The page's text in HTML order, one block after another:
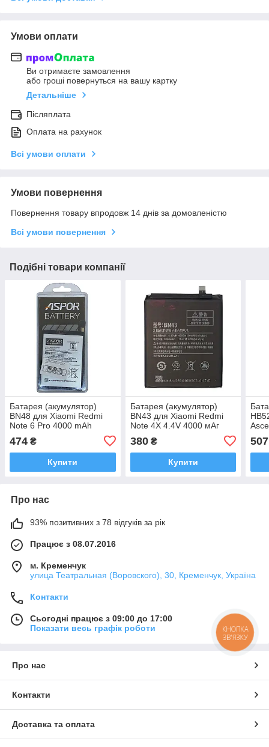
Умови оплати
Ви отримаєте замовлення
або гроші повернуться на вашу картку
Детальніше
Післяплата
Оплата на рахунок
Всі умови оплати
Умови повернення
Повернення товару впродовж 14 днів за домовленістю
Всі умови повернення
Подібні товари компанії
Батарея (акумулятор)
BN48 для Xiaomi Redmi
Note 6 Pro 4000 mAh
474 ₴
Купити
Батарея (акумулятор)
BN43 для Xiaomi Redmi
Note 4X 4.4V 4000 мАг
380₴
Купити
507
Про нас
93% позитивних з 78 відгуків за рік
Працює з 08.07.2016
м. Кременчук
улица Театральная (Воровского), 30, Кременчук, Україна
Контакти
Сьогодні працює з 09:00 до 17:00
Показати весь графік роботи
Про нас
Контакти
Доставка та оплата
КНОПКА
ЗВ'ЯЗКУ